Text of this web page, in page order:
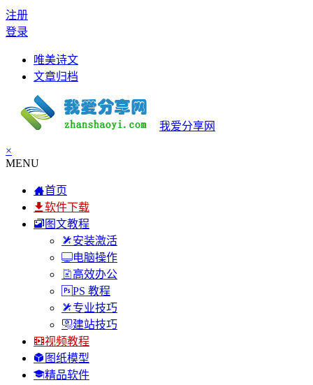
注册
登录
唯美诗文
文章归档
我爱分享网
×
MENU
首页
软件下载
图文教程
安装激活
电脑操作
高效办公
PS 教程
专业技巧
建站技巧
视频教程
图纸模型
精品软件